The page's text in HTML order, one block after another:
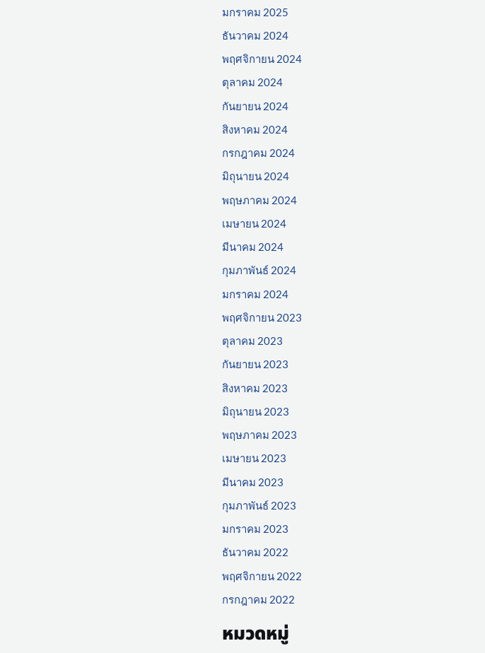
มกราคม 2025
ธันวาคม 2024
พฤศจิกายน 2024
ตุลาคม 2024
กันยายน 2024
สิงหาคม 2024
กรกฎาคม 2024
มิถุนายน 2024
พฤษภาคม 2024
เมษายน 2024
มีนาคม 2024
กุมภาพันธ์ 2024
มกราคม 2024
พฤศจิกายน 2023
ตุลาคม 2023
กันยายน 2023
สิงหาคม 2023
มิถุนายน 2023
พฤษภาคม 2023
เมษายน 2023
มีนาคม 2023
กุมภาพันธ์ 2023
มกราคม 2023
ธันวาคม 2022
พฤศจิกายน 2022
กรกฎาคม 2022
หมวดหมู่